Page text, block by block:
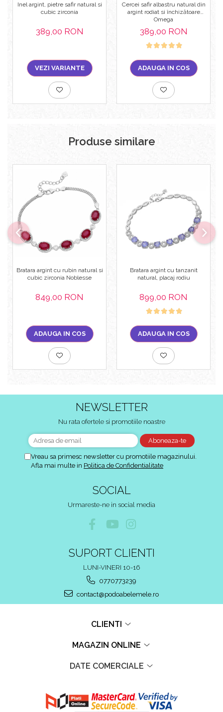
Inel argint, pietre safir natural si
cubic zirconia
389,00 RON
VEZI VARIANTE
Cercei safir albastru natural din
argint rodiat si închizătoare
Omega
389,00 RON
ADAUGA IN COS
Produse similare
Bratara argint cu rubin natural si
cubic zirconia Noblesse
849,00 RON
ADAUGA IN COS
Bratara argint cu tanzanit
natural, placaj rodiu
899,00 RON
ADAUGA IN COS
NEWSLETTER
Nu rata ofertele si promotiile noastre
Vreau sa primesc newsletter cu promotiile magazinului.
Afla mai multe in Politica de Confidentialitate
SOCIAL
Urmareste-ne in social media
SUPORT CLIENTI
LUNI-VINERI 10-16
0770773239
contact@podoabelemele.ro
CLIENTI
MAGAZIN ONLINE
DATE COMERCIALE